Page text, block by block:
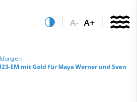
A- A+
EM mit Gold für Maya Werner und Sven